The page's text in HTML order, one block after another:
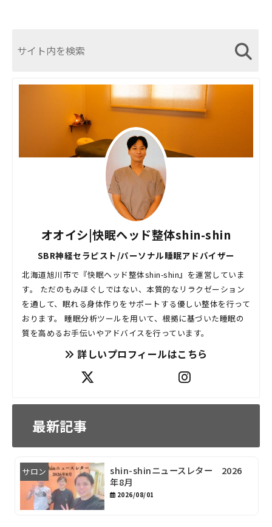
オオイシ|快眠ヘッド整体shin-shin
SBR神経セラピスト/パーソナル睡眠アドバイザー
北海道旭川市で『快眠ヘッド整体shin-shin』を運営していま
す。 ただのもみほぐしではない、本質的なリラクゼーション
を通して、眠れる身体作りをサポートする優しい整体を行って
おります。 睡眠分析ツールを用いて、根拠に基づいた睡眠の
質を高めるお手伝いやアドバイスを行っています。
詳しいプロフィールはこちら
最新記事
サロン
shin-shinニュースレター 2026
年8月
2026/08/01